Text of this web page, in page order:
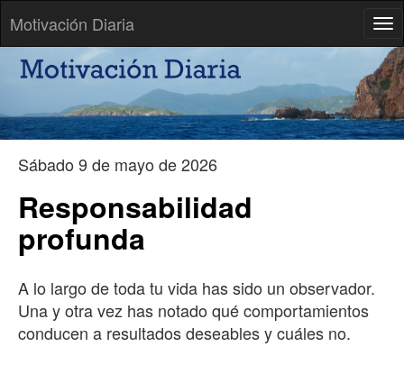
Motivación Diaria
Un barco en puerto está seguro, pero no es para eso que se
construyen los barcos
-- John Shedd
Sábado 9 de mayo de 2026
Responsabilidad
profunda
A lo largo de toda tu vida has sido un observador.
Una y otra vez has notado qué comportamientos
conducen a resultados deseables y cuáles no.